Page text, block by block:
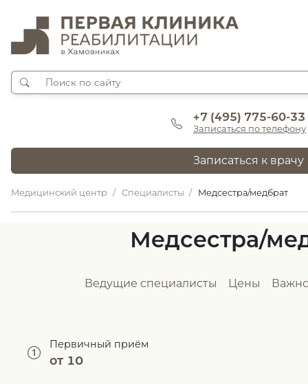
+7 (495) 775-60-33
Записаться по телефону
Записаться к врачу
Медицинский центр Специалисты Медсестра/медбрат
Медсестра/
Ведущие специалисты Цены
Первичный приём
от 10